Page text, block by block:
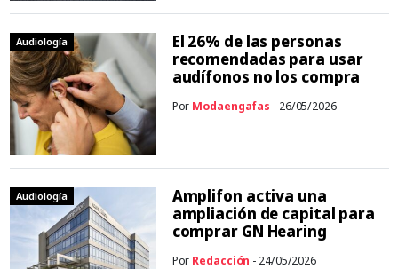
Audiología
El 26% de las personas
recomendadas para usar
audífonos no los compra
Por Modaengafas - 26/05/2026
Audiología
Amplifon activa una
ampliación de capital para
comprar GN Hearing
Por Redacción - 24/05/2026